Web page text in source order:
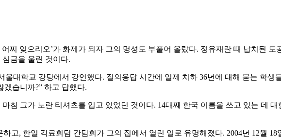
찌 잊으리오’가 화제가 되자 그의 명성도 부풀어 올랐다. 정유재란 때 납치된 도
금을 울린 것이다.
울대학교 강당에서 강연했다. 질의응답 시간에 일제 치하 36년에 대해 묻는 학생
습니까?” 하고 답했다.
침 그가 노란 티셔츠를 입고 있었던 것이다. 14대째 한국 이름을 쓰고 있는 데
고, 한일 각료회담 간담회가 그의 집에서 열린 일로 유명해졌다. 2004년 12월 18